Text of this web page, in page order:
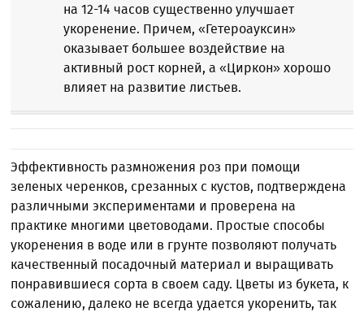
на 12-14 часов существенно улучшает
укоренение. Причем, «Гетероауксин»
оказывает большее воздействие на
активный рост корней, а «Циркон» хорошо
влияет на развитие листьев.
Эффективность размножения роз при помощи
зеленых черенков, срезанных с кустов, подтверждена
различными экспериментами и проверена на
практике многими цветоводами. Простые способы
укоренения в воде или в грунте позволяют получать
качественный посадочный материал и выращивать
понравившиеся сорта в своем саду. Цветы из букета, к
сожалению, далеко не всегда удается укоренить, так